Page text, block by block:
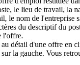
le lieu de travail, la
le nom de l'entreprise
du descriptif du
l'offre.
au détail d'une offre en
la gauche. Vous